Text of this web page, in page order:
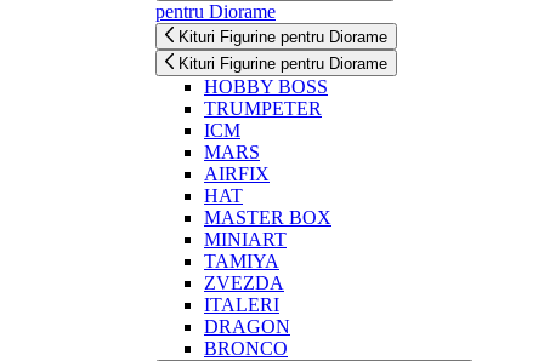
pentru Diorame
Kituri Figurine pentru Diorame
Kituri Figurine pentru Diorame
HOBBY BOSS
TRUMPETER
ICM
MARS
AIRFIX
HAT
MASTER BOX
MINIART
TAMIYA
ZVEZDA
ITALERI
DRAGON
BRONCO